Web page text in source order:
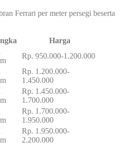
Ferrari per meter persegi beserta
Harga
Rp. 950.000-1.200.000
Rp. 1.200.000-
1.450.000
Rp. 1.450.000-
1.700.000
Rp. 1.700.000-
1.950.000
Rp. 1.950.000-
2.200.000